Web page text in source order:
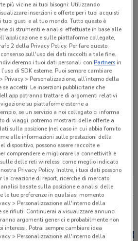
a Salerno
negozi nelle vicinanze
vicinanze
più vicine ai tuoi bisogni: Utilizzando
inserzioni e offerte per i tuoi acquisti
gusti e al tuo mondo. Tutto questo è
di strumenti e analisi effettuate in base alle
e sulle piattaforme collegate,
2 della Privacy Policy. Per fare questo,
sull'uso dei dati raccolti a tale fine.
i tuoi dati personali conPartnersin
di SDK esterne. Puoi sempre cambiare
Privacy > Personalizzazione, all’interno della
se accetti: Le inserzioni pubblicitarie che
potranno trattare di argomenti relativi
su piattaforme esterne a
se un servizio a noi collegato ci informa
di viaggi, potremo mostrarti delle offerte a
sulla posizione (nel caso in cui abbia fornito
alle informazioni sulle prestazioni della
dispositivo, possono essere raccolte e
comprendere e migliorare la connettività e
delle reti wireless, come meglio indicato
Privacy Policy. Inoltre, i tuoi dati possono
la creazione di report, ricerche di mercato,
basate sulla posizione e analisi delle
le tue preferenze in qualsiasi momento
> Personalizzazione all'interno della
se rifiuti: Continuerai a visualizzare annunci
argomenti generici e probabilmente non
interessi. Potrai sempre cambiare idea
> Personalizzazione all'interno della